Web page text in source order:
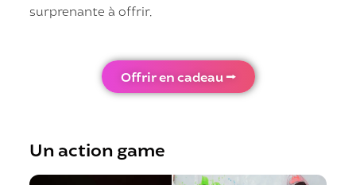
surprenante à offrir.
Offrir en cadeau ⭢
Un action game